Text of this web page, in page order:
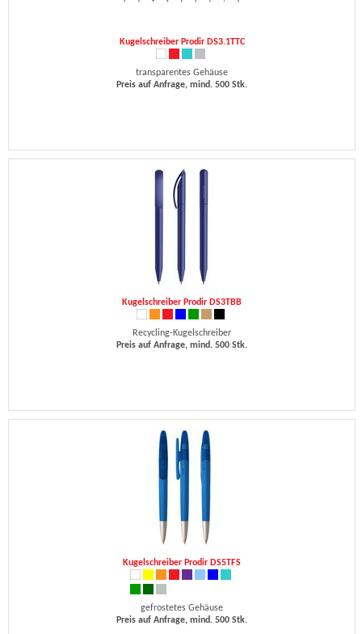
Kugelschreiber Prodir DS3.1TTC
transparentes Gehäuse
Preis auf Anfrage, mind. 500 Stk.
Kugelschreiber Prodir DS3TBB
Recycling-Kugelschreiber
Preis auf Anfrage, mind. 500 Stk.
Kugelschreiber Prodir DS5TFS
gefrostetes Gehäuse
Preis auf Anfrage, mind. 500 Stk.